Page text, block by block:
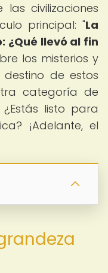
civilizaciones
principal: "La
¿Qué llevó al fin
los misterios y
de estos
categoría de
¿Estás listo para
¡Adelante, el